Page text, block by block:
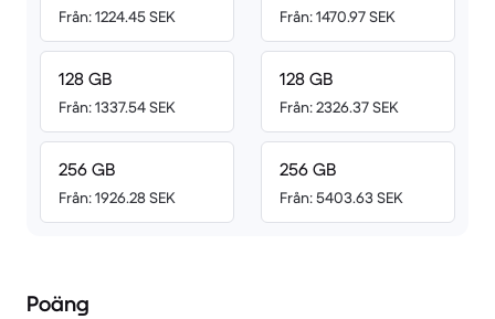
Från: 1224.45 SEK
128 GB
Från: 1337.54 SEK
256 GB
Från: 1926.28 SEK
Från: 1470.97 SEK
128 GB
Från: 2326.37 SEK
256 GB
Från: 5403.63 SEK
Poäng